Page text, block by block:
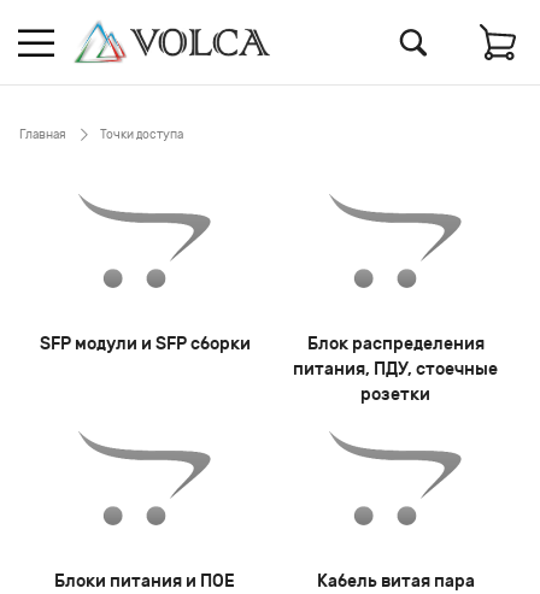
Главная Точки доступа
SFP модули и SFP сборки
Блок распределения
питания, ПДУ, стоечные
розетки
Блоки питания и ПОЕ Кабель витая пара